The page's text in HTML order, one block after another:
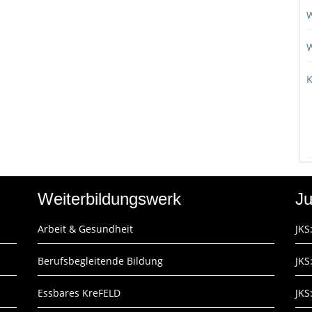
Weiterbildungswerk
Arbeit & Gesundheit
Berufsbegleitende Bildung
Essbares KreFELD